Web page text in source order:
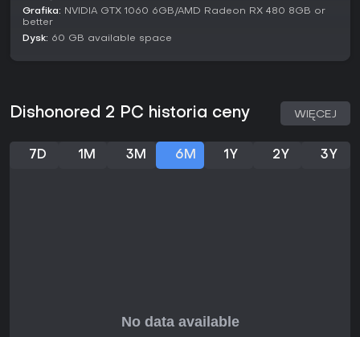
noty potwierdzające acclaim.
Gra trafi w gust fanów strategicznego stealth-action z
aktualizacji, ale podstawy trzymają poziom. Jeśli cenisz
Grafika: NVIDIA GTX 1060 6GB/AMD Radeon RX 480 8GB or
better
Dysk: 60 GB available space
Dishonored 2 PC historia ceny WIĘCEJ
7D 1M 3M 6M 1Y 2Y 3Y